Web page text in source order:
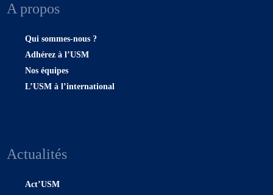
A propos
Qui sommes-nous ?
Adhérez à l’USM
Nos équipes
L’USM à l’international
Actualités
Act’USM